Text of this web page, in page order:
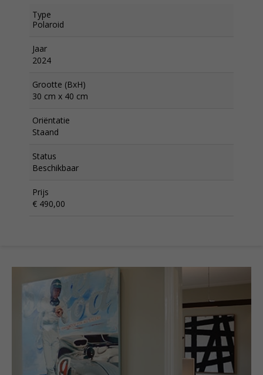
Type
Polaroid
Jaar
2024
Grootte (BxH)
30 cm x 40 cm
Oriëntatie
Staand
Status
Beschikbaar
Prijs
€ 490,00